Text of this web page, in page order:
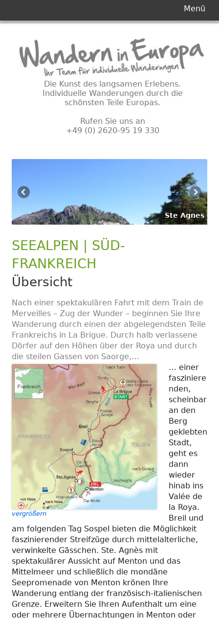
Inhalt
Die Kunst des langsamen Erlebens.
Individuelle Wanderungen durch die
schönsten Teile Europas.
Rufen Sie uns an
+49 (0) 2620-95 19 330
Menü
Ste Agnes
SEEALPEN | SÜD-
FRANKREICH
Übersicht
Nach einer spektakulären Fahrt mit dem Train de
Merveilles – Zug der Wunder – beginnen Sie Ihre
Wanderung durch einen der abgelegendsten Teile
Frankreichs in La Brigue. Durch halb verlassene
Dörfer auf den Höhen über der Roya und durch
die steilen Gassen von Saorge,…
vergrößern
… einer
fasziniere
nden,
scheinbar
an den
Berg
geklebten
Stadt,
geht es
dann
wieder
hinab ins
Valée de
la Roya.
Breil und
am folgenden Tag Sospel bieten die Möglichkeit
faszinierender Streifzüge durch mittelalterliche,
verwinkelte Gässchen. Ste. Agnès mit
spektakulärer Aussicht auf Menton und das
Mittelmeer und schließlich die mondäne
Seepromenade von Menton krönen Ihre
Wanderung entlang der französisch-italienischen
Grenze. Erweitern Sie Ihren Aufenthalt um eine
oder mehrere Übernachtungen in Menton oder